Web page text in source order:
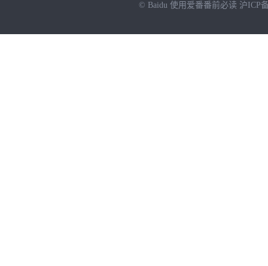
© Baidu 使用爱番番前必读 沪ICP